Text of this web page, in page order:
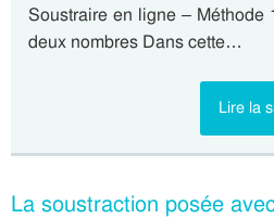
Soustraire en ligne – Méthode
deux nombres Dans cette…
Lire la
La soustraction posée